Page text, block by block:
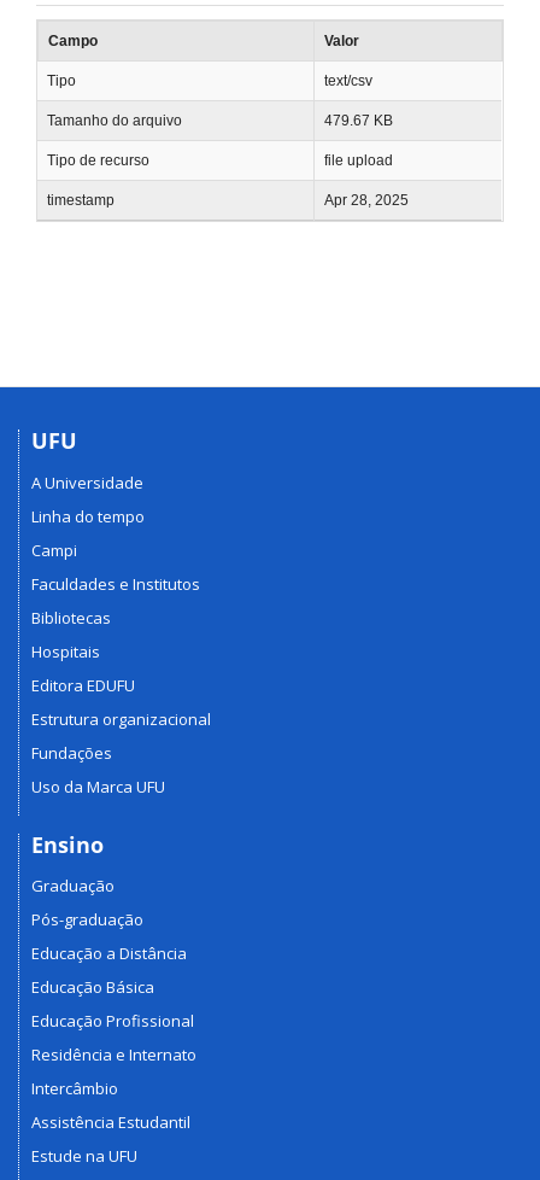
Campo Valor
Tipo text/csv
Tamanho do arquivo 479.67 KB
Tipo de recurso file upload
timestamp Apr 28, 2025
UFU
A Universidade
Linha do tempo
Campi
Faculdades e Institutos
Bibliotecas
Hospitais
Editora EDUFU
Estrutura organizacional
Fundações
Uso da Marca UFU
Ensino
Graduação
Pós-graduação
Educação a Distância
Educação Básica
Educação Profissional
Residência e Internato
Intercâmbio
Assistência Estudantil
Estude na UFU